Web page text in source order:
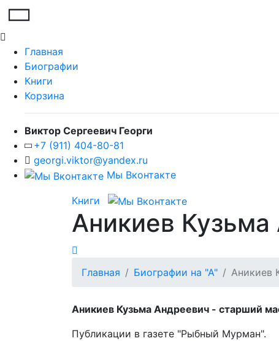
Главная
Биографии
Книги
Корзина
Виктор Сергеевич Георги
+7 (911) 404-80-81
georgi.viktor@yandex.ru
Мы Вконтакте
Книги
Аникиев
Главная Биографии на "А" Аникиев
Аникиев Кузьма Андреевич - старший
Публикации в газете "Рыбный Мурман".